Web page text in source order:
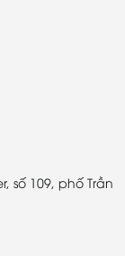
số 109, phố Trần